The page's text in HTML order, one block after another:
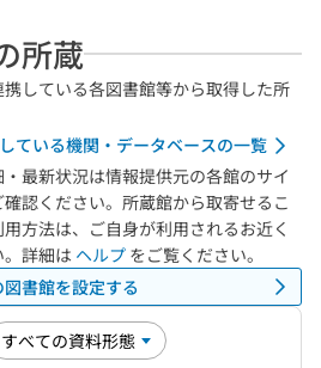
所蔵
している各図書館等から取得した所
ている機関・データベースの一覧
最新状況は情報提供元の各館のサイ
認ください。所蔵館から取寄せるこ
方法は、ご自身が利用されるお近く
詳細は ヘルプ をご覧ください。
書館を設定する